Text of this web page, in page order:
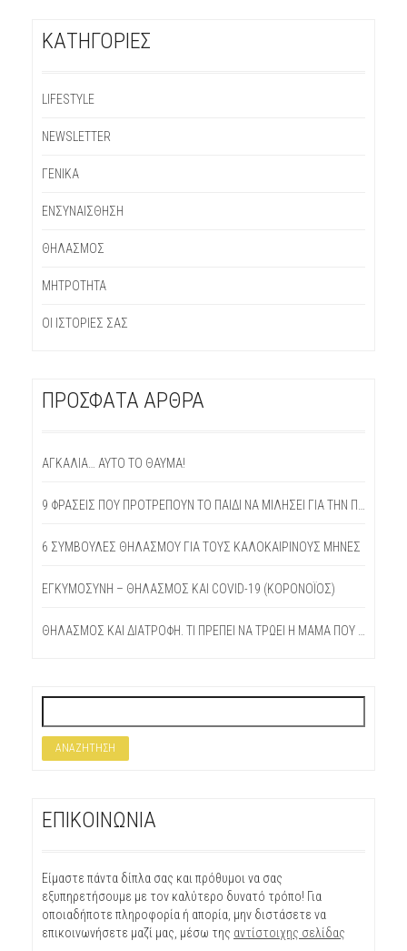
KΑΤΗΓΟΡΊΕΣ
LIFESTYLE
NEWSLETTER
ΓΕΝΙΚΆ
ΕΝΣΥΝΑΊΣΘΗΣΗ
ΘΗΛΑΣΜΌΣ
ΜΗΤΡΌΤΗΤΑ
ΟΙ ΙΣΤΟΡΊΕΣ ΣΑΣ
ΠΡΌΣΦΑΤΑ ΆΡΘΡΑ
ΑΓΚΑΛΙΆ… ΑΥΤΌ ΤΟ ΘΑΎΜΑ!
6 ΣΥΜΒΟΥΛΕΣ ΘΗΛΑΣΜΟΥ ΓΙΑ ΤΟΥΣ ΚΑΛΟΚΑΙΡΙΝΟΥΣ ΜΗΝΕΣ
ΕΓΚΥΜΟΣΎΝΗ – ΘΗΛΑΣΜΌΣ ΚΑΙ COVID-19 (ΚΟΡΟΝΟΪΌΣ)
ΕΠΙΚΟΙΝΩΝΙΑ
Είμαστε πάντα δίπλα σας και πρόθυμοι να σας
εξυπηρετήσουμε με τον καλύτερο δυνατό τρόπο! Για
οποιαδήποτε πληροφορία ή απορία, μην διστάσετε να
επικοινωνήσετε μαζί μας, μέσω της αντίστοιχης σελίδας